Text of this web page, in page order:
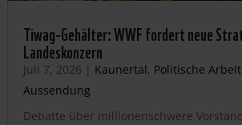
Tiwag-Gehälter: WWF fordert neue
Landeskonzern
Juli 7, 2026 | Kaunertal, Politische Arbeit,
Aussendung
Debatte über millionenschwere